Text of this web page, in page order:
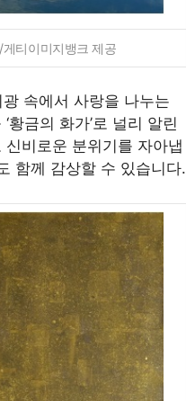
티이미지뱅크 제공
속에서 사랑을 나누는
금의 화가’로 널리 알린
비로운 분위기를 자아냅
함께 감상할 수 있습니다.